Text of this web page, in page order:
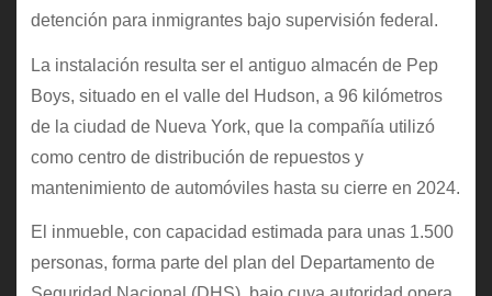
detención para inmigrantes bajo supervisión federal.
La instalación resulta ser el antiguo almacén de Pep
Boys, situado en el valle del Hudson, a 96 kilómetros
de la ciudad de Nueva York, que la compañía utilizó
como centro de distribución de repuestos y
mantenimiento de automóviles hasta su cierre en 2024.
El inmueble, con capacidad estimada para unas 1.500
personas, forma parte del plan del Departamento de